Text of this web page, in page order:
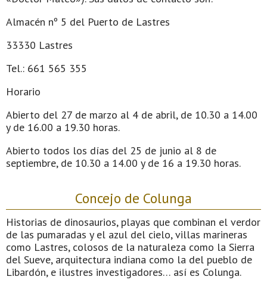
Almacén nº 5 del Puerto de Lastres
33330 Lastres
Tel.: 661 565 355
Horario
Abierto del 27 de marzo al 4 de abril, de 10.30 a 14.00
y de 16.00 a 19.30 horas.
Abierto todos los días del 25 de junio al 8 de
septiembre, de 10.30 a 14.00 y de 16 a 19.30 horas.
Concejo de Colunga
Historias de dinosaurios, playas que combinan el verdor
de las pumaradas y el azul del cielo, villas marineras
como Lastres, colosos de la naturaleza como la Sierra
del Sueve, arquitectura indiana como la del pueblo de
Libardón, e ilustres investigadores… así es Colunga.